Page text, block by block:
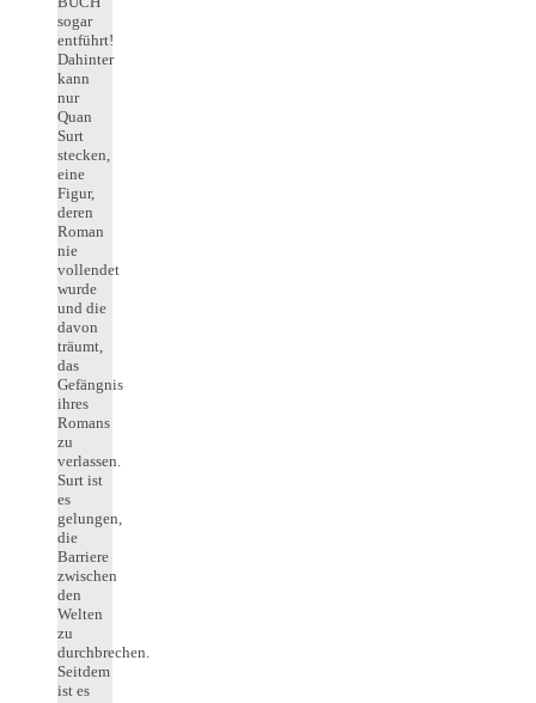
sogar
entführt!
Dahinter
kann
nur
Quan
Surt
stecken,
eine
Figur,
deren
Roman
nie
vollendet
wurde
und die
davon
träumt,
das
Gefängnis
ihres
Romans
zu
verlassen.
Surt ist
es
gelungen,
die
Barriere
zwischen
den
Welten
zu
durchbrechen.
Seitdem
ist es